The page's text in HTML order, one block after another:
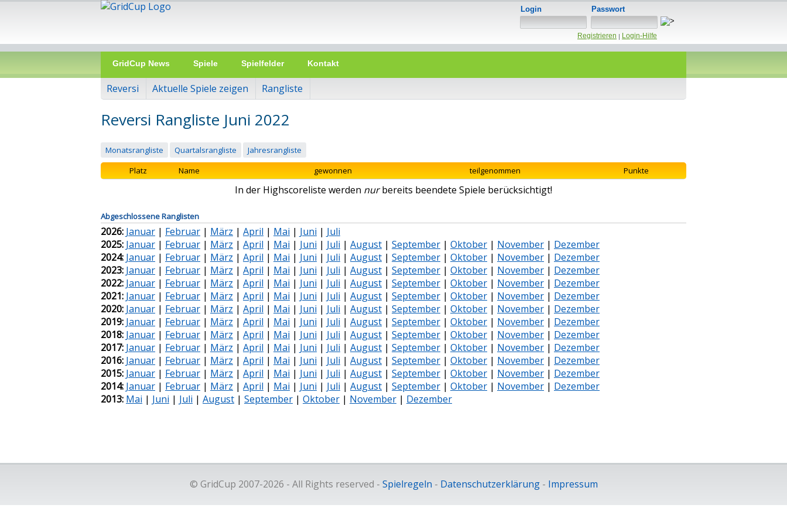
Login Passwort
Registrieren | Login-Hilfe
GridCup News Spiele Spielfelder Kontakt
Reversi Aktuelle Spiele zeigen Rangliste
Reversi Rangliste Juni 2022
Monatsrangliste Quartalsrangliste
Jahresrangliste
Platz
Name gewonnen teilgenommen Punkte
In der Highscoreliste werden nurbereits beendete Spiele berücksichtigt!
Abgeschlossene Ranglisten
2026: Januar | Februar | März | April | Mai | Juni | Juli
2025: Januar | Februar | März | April | Mai | Juni | Juli | August | September | Oktober | November | Dezember
2024: Januar | Februar | März | April | Mai | Juni | Juli | August | September | Oktober | November | Dezember
2023: Januar | Februar | März | April | Mai | Juni | Juli | August | September | Oktober | November | Dezember
2022: Januar | Februar | März | April | Mai | Juni | Juli | August | September | Oktober | November | Dezember
2021: Januar | Februar | März | April | Mai | Juni | Juli | August | September | Oktober | November | Dezember
2020: Januar | Februar | März | April | Mai | Juni | Juli | August | September | Oktober | November | Dezember
2019: Januar | Februar | März | April | Mai | Juni | Juli | August | September | Oktober | November | Dezember
2018: Januar | Februar | März | April | Mai | Juni | Juli | August | September | Oktober | November | Dezember
2017: Januar | Februar | März | April | Mai | Juni | Juli | August | September | Oktober | November | Dezember
2016: Januar | Februar | März | April | Mai | Juni | Juli | August | September | Oktober | November | Dezember
2015: Januar | Februar | März | April | Mai | Juni | Juli | August | September | Oktober | November | Dezember
2014: Januar | Februar | März | April | Mai | Juni | Juli | August | September | Oktober | November | Dezember
2013: Mai | Juni | Juli | August | September | Oktober | November | Dezember
© GridCup 2007-2026 - All Rights reserved - Spielregeln - Datenschutzerklärung- Impressum